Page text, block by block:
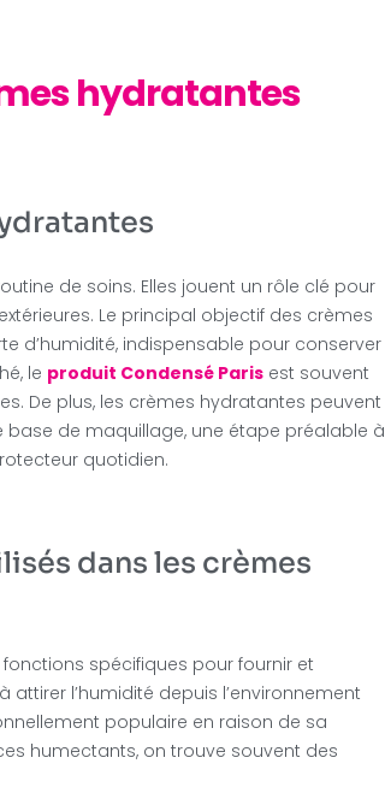
hydratantes
de soins. Elles jouent un rôle clé pour
Le principal objectif des crèmes
d’humidité, indispensable pour conserver
le produit Condensé Paris est souvent
De plus, les crèmes hydratantes peuvent
de maquillage, une étape préalable à
quotidien.
dans les crèmes
spécifiques pour fournir et
attirer l’humidité depuis l’environnement
populaire en raison de sa
humectants, on trouve souvent des